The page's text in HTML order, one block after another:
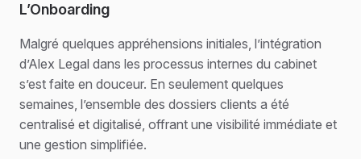
L’Onboarding
Malgré quelques appréhensions initiales, l’intégration
d’Alex Legal dans les processus internes du cabinet
s’est faite en douceur. En seulement quelques
semaines, l’ensemble des dossiers clients a été
centralisé et digitalisé, offrant une visibilité immédiate et
une gestion simplifiée.